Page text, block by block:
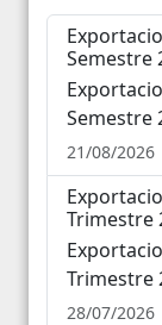
24
31
Semestre
Semestre
21/08/2026
Trimestre
Trimestre
28/07/2026